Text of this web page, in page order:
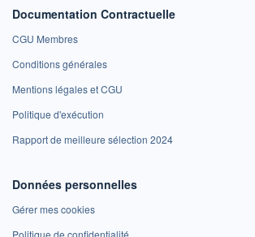
Documentation Contractuelle
CGU Membres
Conditions générales
Mentions légales et CGU
Politique d'exécution
Rapport de meilleure sélection 2024
Données personnelles
Gérer mes cookies
Politique de confidentialité